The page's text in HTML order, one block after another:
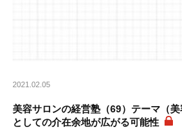
2021.02.05
美容サロンの経営塾（69）テーマ（
としての介在余地が広がる可能性